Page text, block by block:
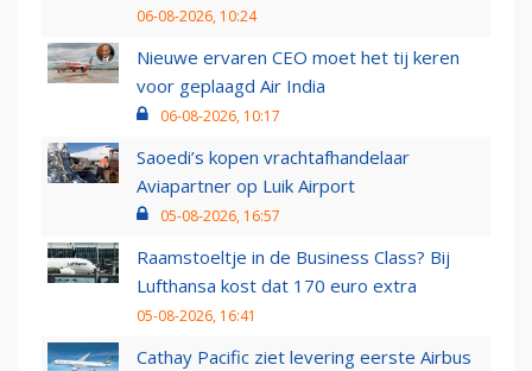
06-08-2026, 10:24
Nieuwe ervaren CEO moet het tij keren
voor geplaagd Air India
06-08-2026, 10:17
Saoedi’s kopen vrachtafhandelaar
Aviapartner op Luik Airport
05-08-2026, 16:57
Raamstoeltje in de Business Class? Bij
Lufthansa kost dat 170 euro extra
05-08-2026, 16:41
Cathay Pacific ziet levering eerste Airbus